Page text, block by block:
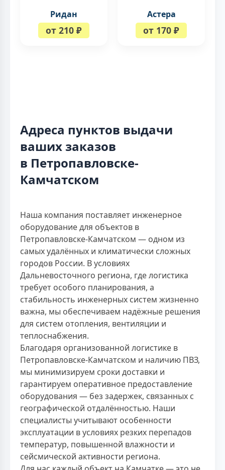
Ридан
от 210 ₽
Астера
от 170 ₽
Адреса пунктов выдачи
ваших заказов
в Петропавловске-
Камчатском
Наша компания поставляет инженерное
оборудование для объектов в
Петропавловске-Камчатском — одном из
самых удалённых и климатически сложных
городов России. В условиях
Дальневосточного региона, где логистика
требует особого планирования, а
стабильность инженерных систем жизненно
важна, мы обеспечиваем надёжные решения
для систем отопления, вентиляции и
теплоснабжения.
Благодаря организованной логистике в
Петропавловске-Камчатском и наличию ПВЗ,
мы минимизируем сроки доставки и
гарантируем оперативное предоставление
оборудования — без задержек, связанных с
географической отдалённостью. Наши
специалисты учитывают особенности
эксплуатации в условиях резких перепадов
температур, повышенной влажности и
сейсмической активности региона.